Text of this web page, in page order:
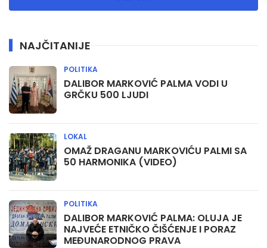
NAJČITANIJE
DALIBOR MARKOVIĆ PALMA VODI U
GRČKU 500 LJUDI
POLITIKA
OMAŽ DRAGANU MARKOVIĆU PALMI SA
50 HARMONIKA (VIDEO)
LOKAL
DALIBOR MARKOVIĆ PALMA: OLUJA JE
NAJVEĆE ETNIČKO ČIŠĆENJE I PORAZ
MEĐUNARODNOG PRAVA
POLITIKA